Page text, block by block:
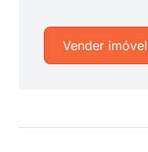
Vender imóvel